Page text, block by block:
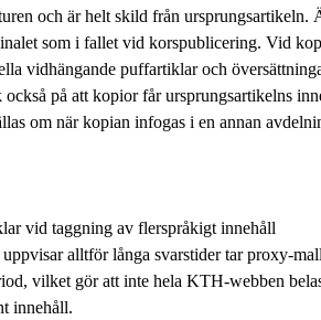
och är helt skild från ursprungsartikeln.
som i fallet vid korspublicering. Vid
vidhängande puffartiklar och
på att kopior får ursprungsartikelns
om när kopian infogas i en annan
vid taggning av flerspråkigt innehåll
alltför långa svarstider tar proxy-
vilket gör att inte hela KTH-webben
innehåll.